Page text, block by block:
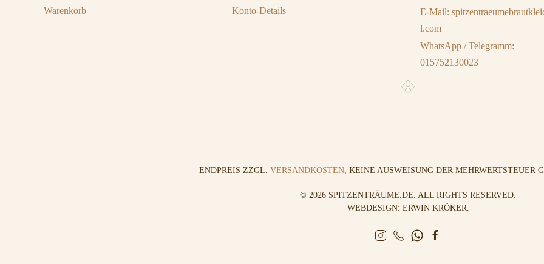
Warenkorb
Konto-Details
E-Mail:
l.com
WhatsApp / Telegramm:
015752130023
ENDPREIS ZZGL. VERSANDKOSTEN, KEINE AUSWEISUNG DER MEHRWERTSTEUER
© 2026 SPITZENTRÄUME.DE. ALL RIGHTS RESERVED.
WEBDESIGN: ERWIN KRÖKER